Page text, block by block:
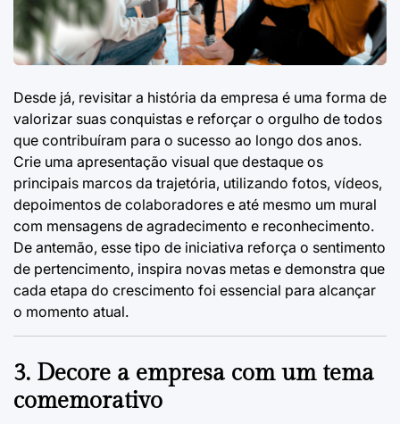
Desde já, revisitar a história da empresa é uma forma de
valorizar suas conquistas e reforçar o orgulho de todos
que contribuíram para o sucesso ao longo dos anos.
Crie uma apresentação visual que destaque os
principais marcos da trajetória, utilizando fotos, vídeos,
depoimentos de colaboradores e até mesmo um mural
com mensagens de agradecimento e reconhecimento.
De antemão, esse tipo de iniciativa reforça o sentimento
de pertencimento, inspira novas metas e demonstra que
cada etapa do crescimento foi essencial para alcançar
o momento atual.
3. Decore a empresa com um tema
comemorativo